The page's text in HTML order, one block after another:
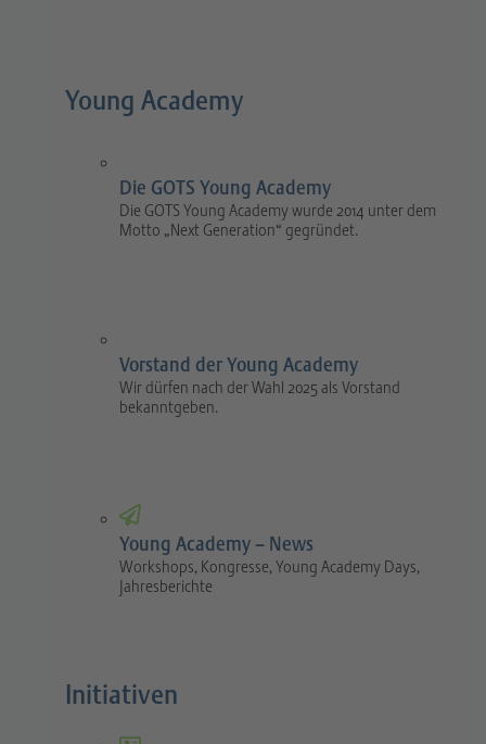
Young Academy
Die GOTS Young Academy
Die GOTS Young Academy wurde 2014 unter dem
Motto „Next Generation“ gegründet.
Vorstand der Young Academy
Wir dürfen nach der Wahl 2025 als Vorstand
bekanntgeben.
Young Academy – News
Workshops, Kongresse, Young Academy Days,
Jahresberichte
Initiativen